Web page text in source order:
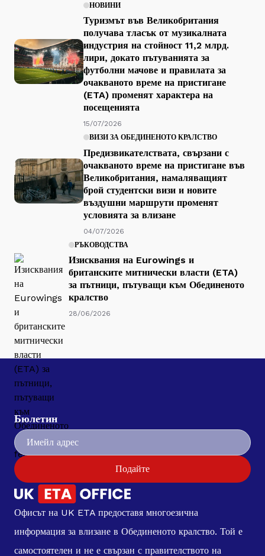
НОВИНИ
Туризмът във Великобритания
получава тласък от музикалната
индустрия на стойност 11,2 млрд.
лири, докато пътуванията за
футболни мачове и правилата за
очакваното време на пристигане
(ETA) променят характера на
посещенията
15/07/2026
ВИЗИ ЗА ОБЕДИНЕНОТО КРАЛСТВО
Предизвикателствата, свързани с
очакваното време на пристигане във
Великобритания, намаляващият
брой студентски визи и новите
въздушни маршрути променят
условията за влизане
04/07/2026
РЪКОВОДСТВА
Изисквания на Eurowings и
британските митнически власти (ETA)
за пътници, пътуващи към Обединеното
кралство
28/06/2026
Бюлетин
Подайте
Офисът на UK ETA предоставя многоезична
информация за влизане в Обединеното кралство. Той е
самостоятелен и не е свързан с правителството на